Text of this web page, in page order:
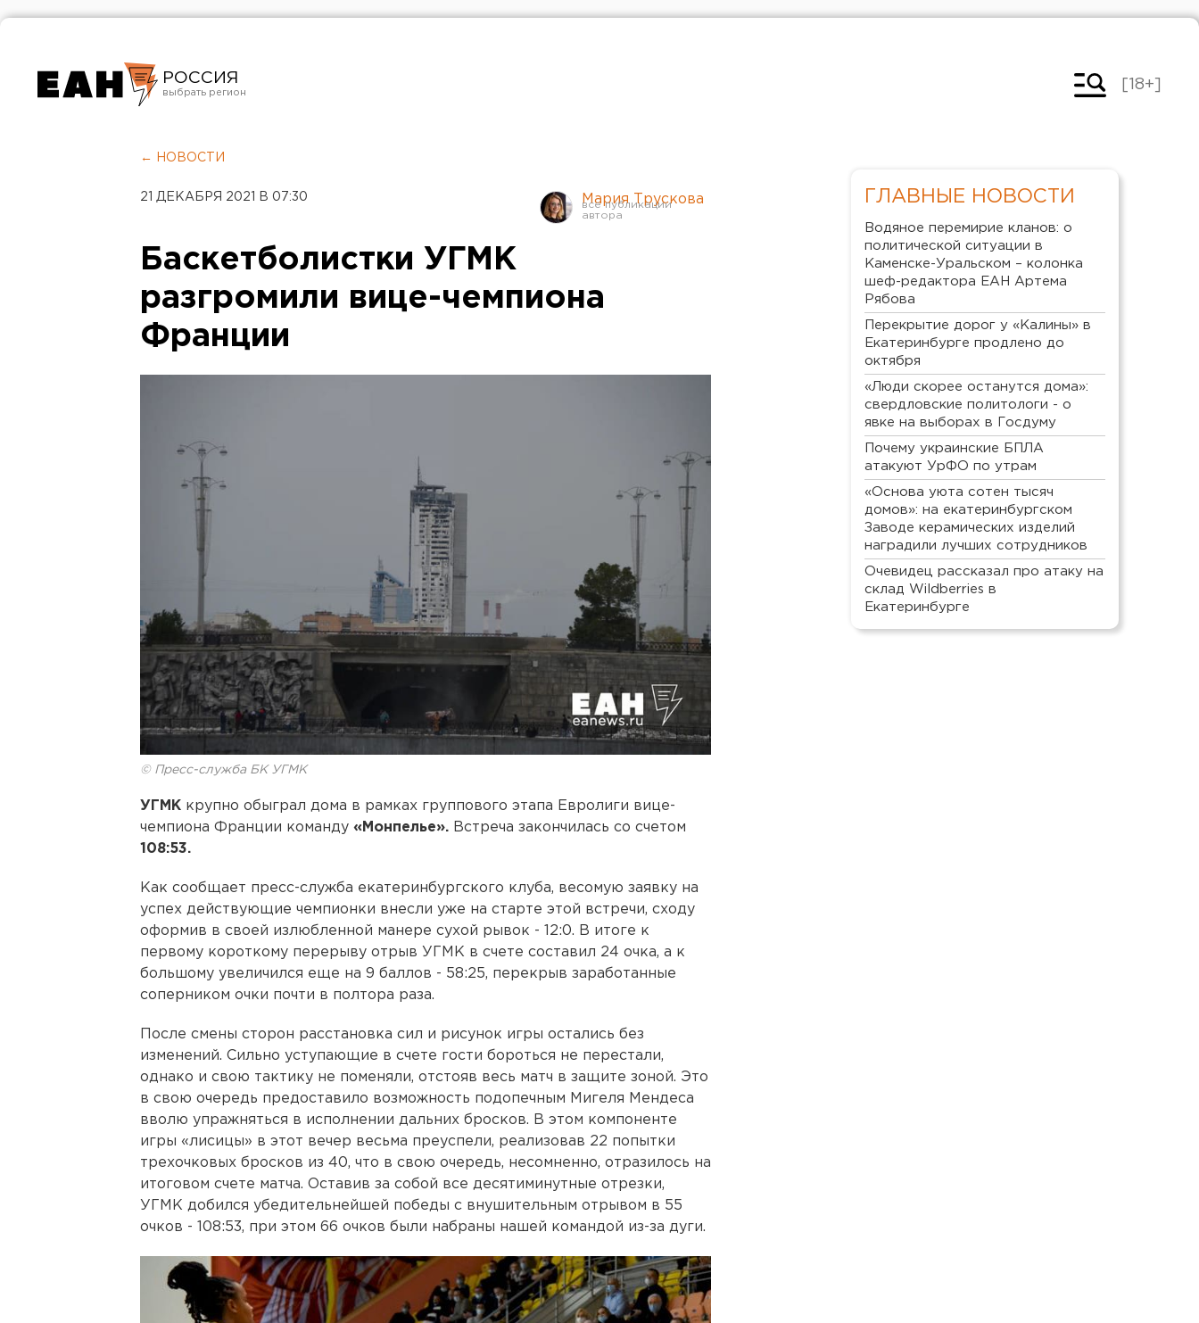
РОССИЯ
Челябинск
[18+]
← НОВОСТИ
21 ДЕКАБРЯ 2021 В 07:30 Мария Трускова
Баскетболистки УГМК
разгромили вице-чемпиона
Франции
© Пресс-служба БК УГМК
УГМК крупно обыграл дома в рамках группового этапа Евролиги вице-
чемпиона Франции команду «Монпелье». Встреча закончилась со счетом
108:53.
Как сообщает пресс-служба екатеринбургского клуба, весомую заявку на
успех действующие чемпионки внесли уже на старте этой встречи, сходу
оформив в своей излюбленной манере сухой рывок - 12:0. В итоге к
первому короткому перерыву отрыв УГМК в счете составил 24 очка, а к
большому увеличился еще на 9 баллов - 58:25, перекрыв заработанные
соперником очки почти в полтора раза.
После смены сторон расстановка сил и рисунок игры остались без
изменений. Сильно уступающие в счете гости бороться не перестали,
однако и свою тактику не поменяли, отстояв весь матч в защите зоной. Это
в свою очередь предоставило возможность подопечным Мигеля Мендеса
вволю упражняться в исполнении дальних бросков. В этом компоненте
игры «лисицы» в этот вечер весьма преуспели, реализовав 22 попытки
трехочковых бросков из 40, что в свою очередь, несомненно, отразилось на
итоговом счете матча. Оставив за собой все десятиминутные отрезки,
УГМК добился убедительнейшей победы с внушительным отрывом в 55
очков - 108:53, при этом 66 очков были набраны нашей командой из-за дуги.
ГЛАВНЫЕ НОВОСТИ
Водяное перемирие кланов: о
политической ситуации в
Каменске-Уральском – колонка
шеф-редактора ЕАН Артема
Рябова
Перекрытие дорог у «Калины» в
Екатеринбурге продлено до
октября
«Люди скорее останутся дома»:
свердловские политологи - о
явке на выборах в Госдуму
Почему украинские БПЛА
атакуют УрФО по утрам
«Основа уюта сотен тысяч
домов»: на екатеринбургском
Заводе керамических изделий
наградили лучших сотрудников
Очевидец рассказал про атаку на
склад Wildberries в
Екатеринбурге